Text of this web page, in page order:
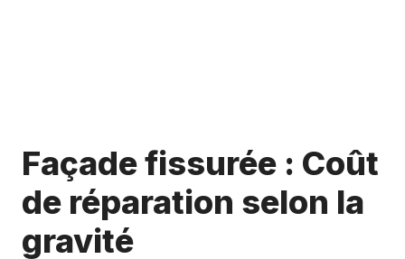
Façade fissurée : Coût
de réparation selon la
gravité